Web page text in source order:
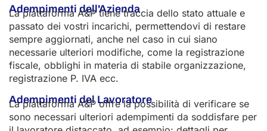
Adempimenti dell'Azienda
La piattaforma A&P tiene traccia dello stato attuale e
passato dei vostri incarichi, permettendovi di restare
sempre aggiornati, anche nel caso in cui siano
necessarie ulteriori modifiche, come la registrazione
fiscale, obblighi in materia di stabile organizzazione,
registrazione P. IVA ecc.
Adempimenti del Lavoratore
La piattaforma A&P offre la possibilità di verificare se
sono necessari ulteriori adempimenti da soddisfare per